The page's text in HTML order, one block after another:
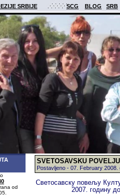
SRBIJE SCG BLOG SRB
od
SVETOSAVSKU
Postavljeno - 07. February
Светосавску повељу
2007. годину